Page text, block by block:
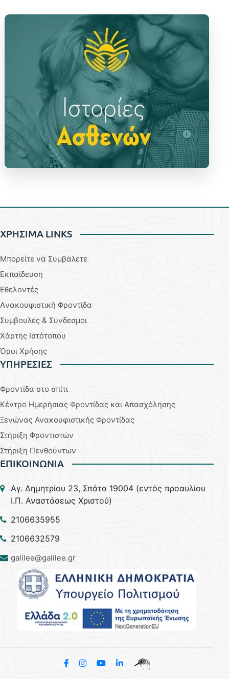
ΧΡΗΣΙΜΑ LINKS
Μπορείτε να Συμβάλετε
Εκπαίδευση
Εθελοντές
Aνακουφιστική Φροντίδα
Συμβουλές & Σύνδεσμοι
Χάρτης Ιστότοπου
Όροι Χρήσης
YΠΗΡΕΣΙΕΣ
Φροντίδα στο σπίτι
Κέντρο Ημερήσιας Φροντίδας και Απασχόλησης
Ξενώνας Ανακουφιστικής Φροντίδας
Στήριξη Φροντιστών
Στήριξη Πενθούντων
ΕΠΙΚΟΙΝΩΝΙΑ
Aγ. Δημητρίου 23, Σπάτα 19004 (εντός προαυλίου
Ι.Π. Αναστάσεως Χριστού)
2106635955
2106632579
galilee@galilee.gr